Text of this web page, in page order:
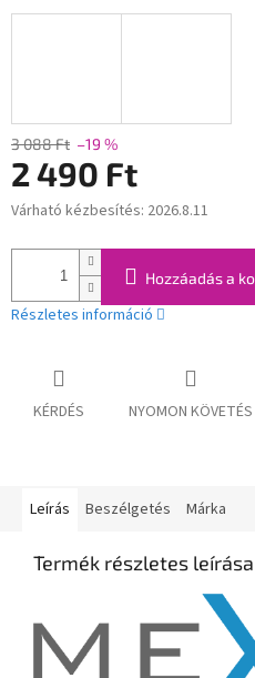
3 088 Ft –19 %
2 490 Ft
Egységár:
Várható kézbesítés: 2026.8.11
Hozzáadás a
Részletes információ
KÉRDÉS NYOMON KÖVETÉS
Leírás Beszélgetés Márka
Termék részletes leírása